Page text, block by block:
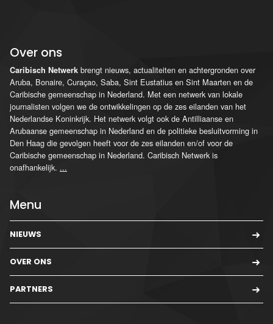
Over ons
Caribisch Netwerk brengt nieuws, actualiteiten en achtergronden over
Aruba, Bonaire, Curaçao, Saba, Sint Eustatius en Sint Maarten en de
Caribische gemeenschap in Nederland. Met een netwerk van lokale
journalisten volgen we de ontwikkelingen op de zes eilanden van het
Nederlandse Koninkrijk. Het netwerk volgt ook de Antilliaanse en
Arubaanse gemeenschap in Nederland en de politieke besluitvorming in
Den Haag die gevolgen heeft voor de zes eilanden en/of voor de
Caribische gemeenschap in Nederland. Caribisch Netwerk is
onafhankelijk. ...
Menu
NIEUWS
OVER ONS
PARTNERS